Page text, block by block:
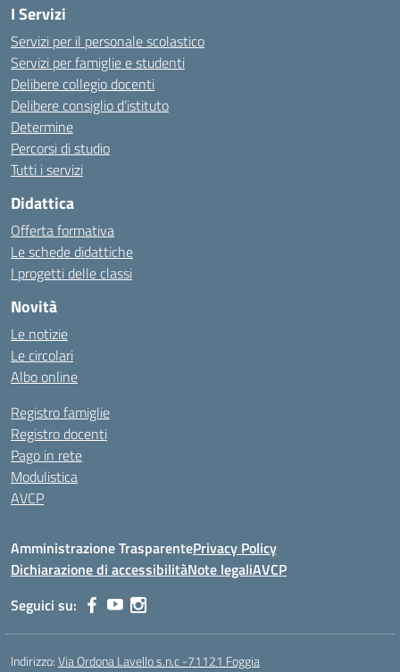
I Servizi
Servizi per il personale scolastico
Servizi per famiglie e studenti
Delibere collegio docenti
Delibere consiglio d’istituto
Determine
Percorsi di studio
Tutti i servizi
Didattica
Offerta formativa
Le schede didattiche
I progetti delle classi
Novità
Le notizie
Le circolari
Albo online
Registro famiglie
Registro docenti
Pago in rete
Modulistica
AVCP
Amministrazione TrasparentePrivacy Policy
Dichiarazione di accessibilitàNote legaliAVCP
Seguici su:
Indirizzo:Via Ordona Lavello s.n.c -71121 Foggia